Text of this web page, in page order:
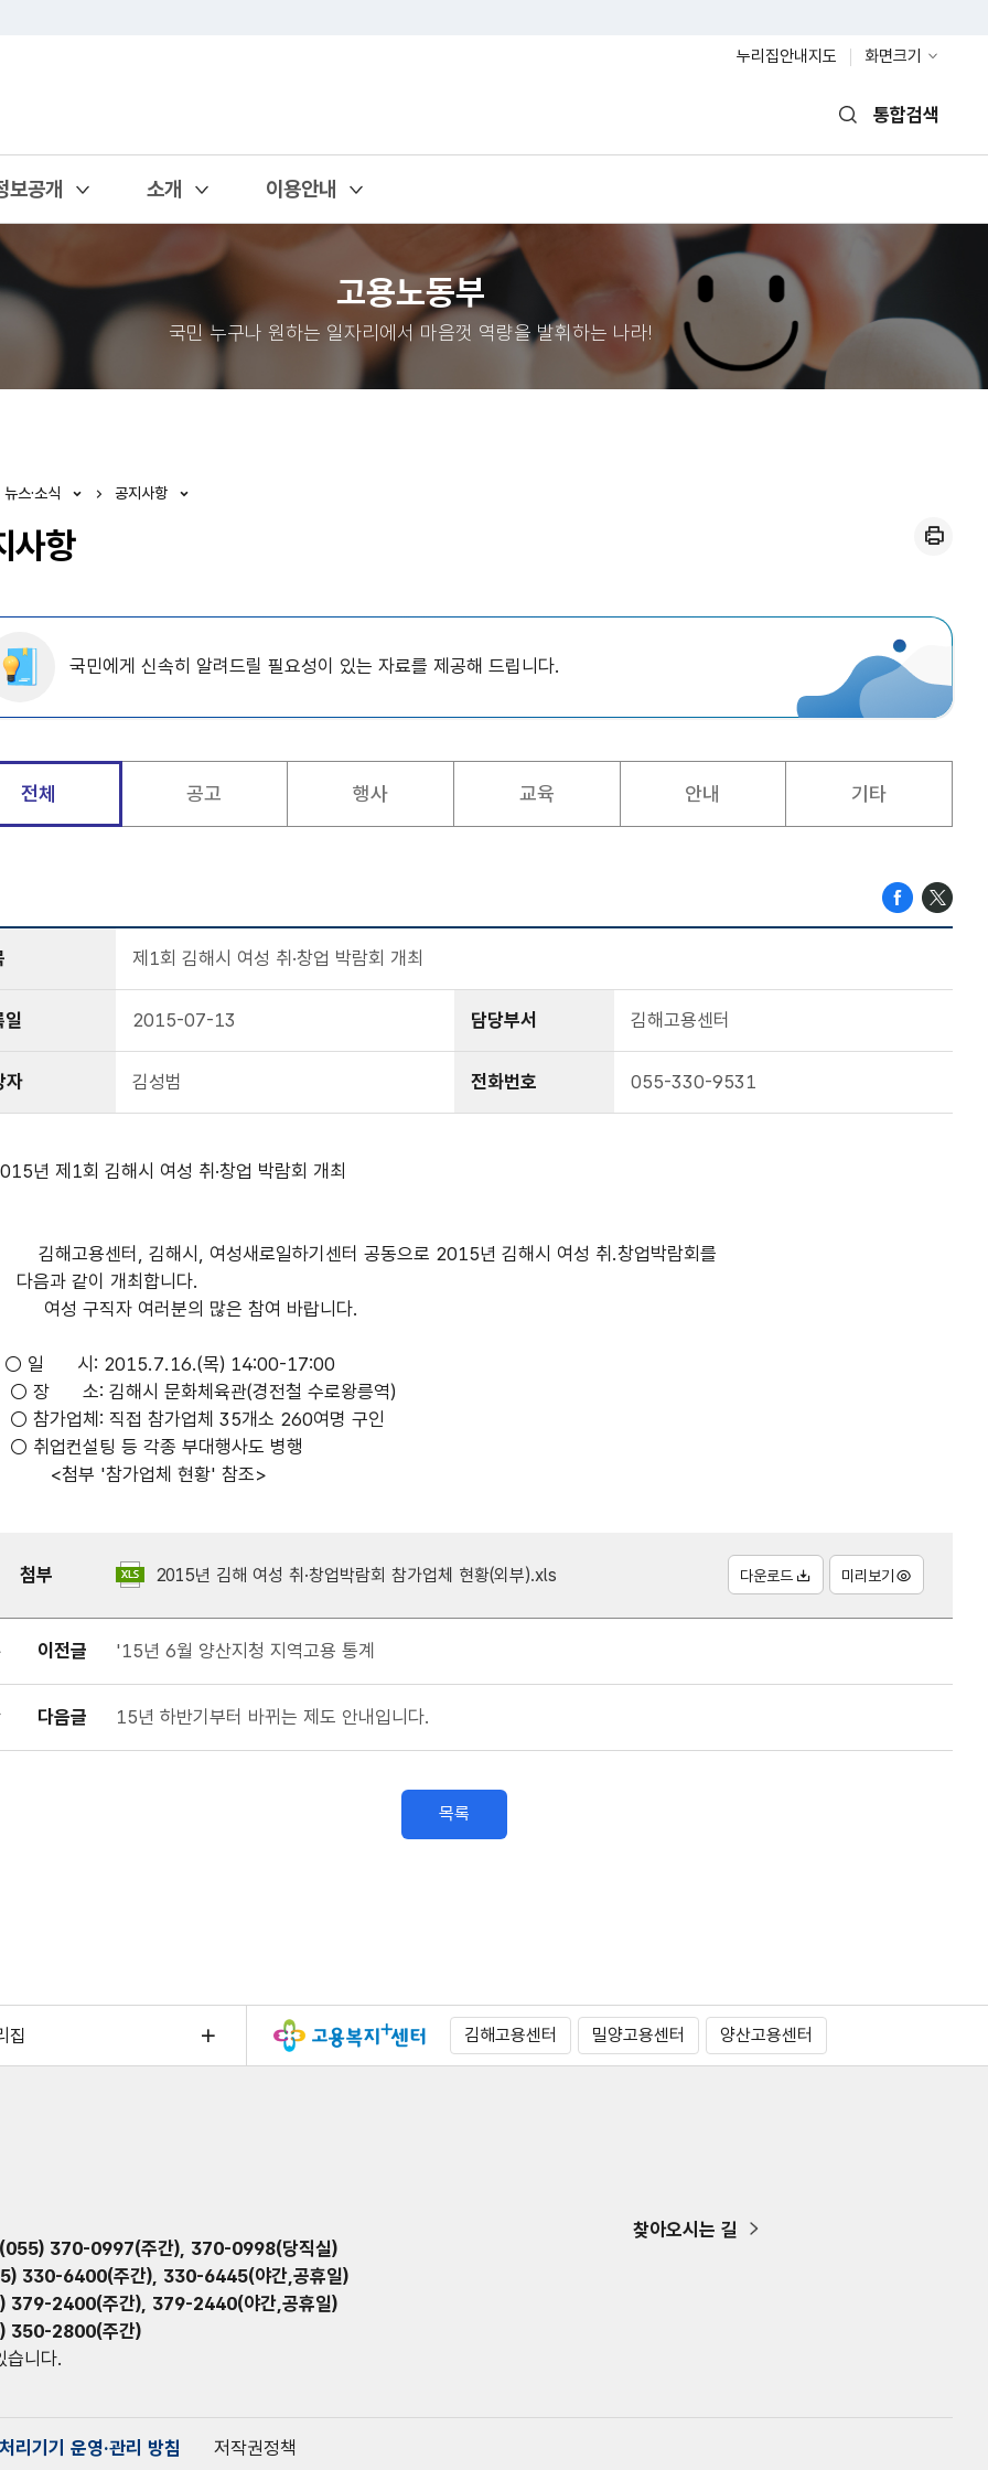
누리집안내지도
화면크기
통합검색
보공개
기
소개
열기
이용안내
열기
고용노동부
국민 누구나 원하는 일자리에서 마음껏 역량을 발휘하는 나라!
사항
뉴스·소식 공지사항
국민에게 신속히 알려드릴 필요성이 있는 자료를 제공해 드립니다.
전체 공고 행사 교육 안내 기타
제1회 김해시 여성 취·창업 박람회 개최
일 2015-07-13 담당부서 김해고용센터
자 김성범 전화번호 055-330-9531
년 제1회 김해시 여성 취·창업 박람회 개최
김해고용센터, 김해시, 여성새로일하기센터 공동으로 2015년 김해시 여성 취.창업박람회를
다음과 같이 개최합니다.
여성 구직자 여러분의 많은 참여 바랍니다.
○ 일 시: 2015.7.16.(목) 14:00-17:00
○ 장 소: 김해시 문화체육관(경전철 수로왕릉역)
○ 참가업체: 직접 참가업체 35개소 260여명 구인
○ 취업컨설팅 등 각종 부대행사도 병행
<첨부 '참가업체 현황' 참조>
첨부 2015년 김해 여성 취·창업박람회 참가업체 현황(외부).xls 다운로드 미리보기
이전글 '15년 6월 양산지청 지역고용 통계
다음글 15년 하반기부터 바뀌는 제도 안내입니다.
목록
집 김해고용센터 밀양고용센터 양산고용센터
370-0997(주간), 370-0998(당직실)
330-6400(주간), 330-6445(야간,공휴일)
379-2400(주간), 379-2440(야간,공휴일)
350-2800(주간)
니다.
찾아오시는 길
리기기 운영·관리 방침 저작권정책